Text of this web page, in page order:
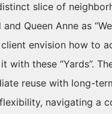
slice of
Queen Anne as
envision how to
with these “Yards”.
reuse with long-
navigating a